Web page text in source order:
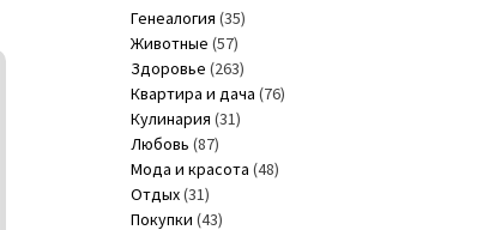
Генеалогия (35)
Животные (57)
Здоровье (263)
Квартира и дача (76)
Кулинария (31)
Любовь (87)
Мода и красота (48)
Отдых(31)
Покупки (43)